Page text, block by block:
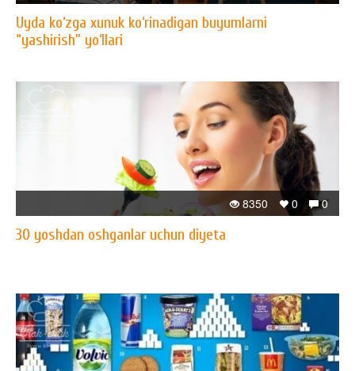
Uyda ko‘zga xunuk ko‘rinadigan buyumlarni
“yashirish” yo‘llari
0
0
8350
30 yoshdan oshganlar uchun diyeta